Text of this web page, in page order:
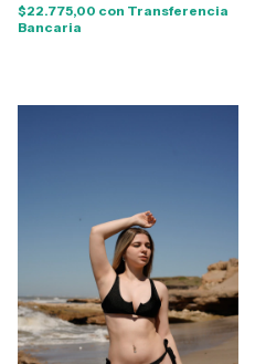
$22.775,00 con Transferencia
Bancaria